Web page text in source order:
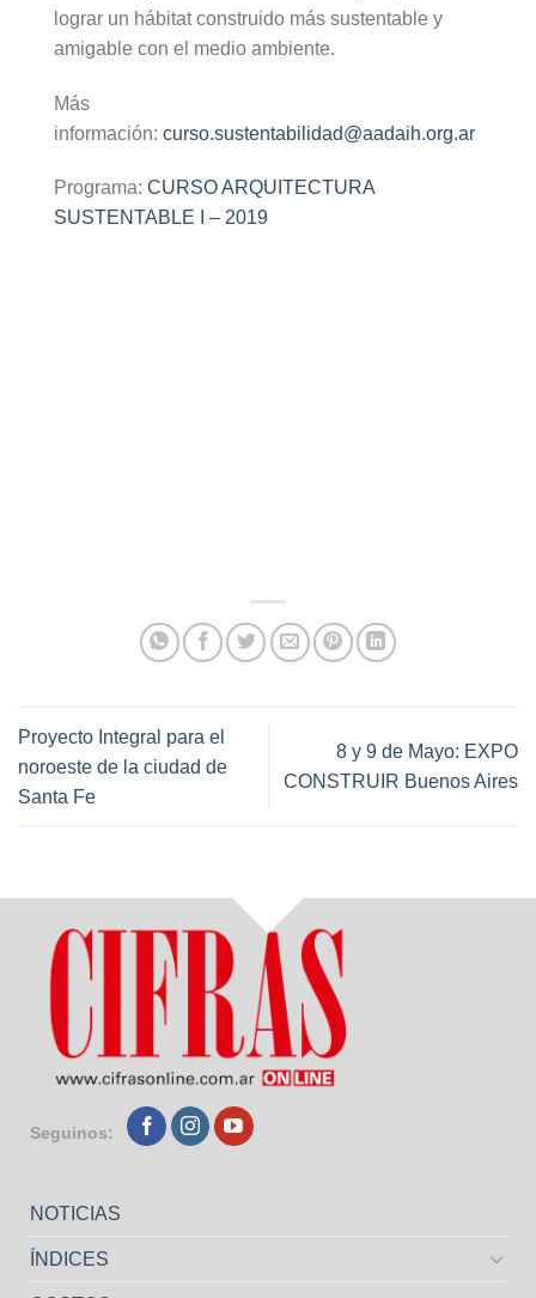
lograr un hábitat construido más sustentable y
amigable con el medio ambiente.
Más
información: curso.sustentabilidad@aadaih.org.ar
Programa: CURSO ARQUITECTURA
SUSTENTABLE I – 2019
Proyecto Integral para el
noroeste de la ciudad de
Santa Fe
8 y 9 de Mayo: EXPO
CONSTRUIR Buenos Aires
Seguinos:
NOTICIAS
ÍNDICES